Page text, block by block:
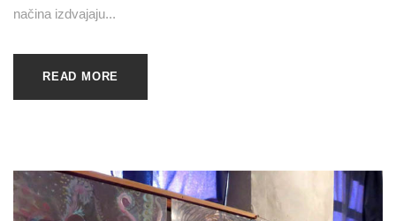
načina izdvajaju...
READ MORE